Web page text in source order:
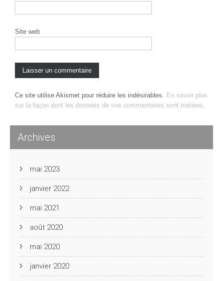
Site web
Ce site utilise Akismet pour réduire les indésirables. En savoir plus
sur la façon dont les données de vos commentaires sont traitées
Archives
mai 2023
janvier 2022
mai 2021
août 2020
mai 2020
janvier 2020